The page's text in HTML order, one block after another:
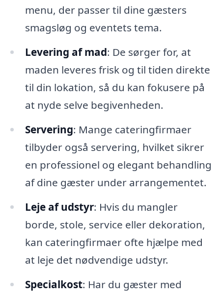
menu, der passer til dine gæsters
smagsløg og eventets tema.
Levering af mad: De sørger for, at
maden leveres frisk og til tiden direkte
til din lokation, så du kan fokusere på
at nyde selve begivenheden.
Servering: Mange cateringfirmaer
tilbyder også servering, hvilket sikrer
en professionel og elegant behandling
af dine gæster under arrangementet.
Leje af udstyr: Hvis du mangler
borde, stole, service eller dekoration,
kan cateringfirmaer ofte hjælpe med
at leje det nødvendige udstyr.
Specialkost: Har du gæster med